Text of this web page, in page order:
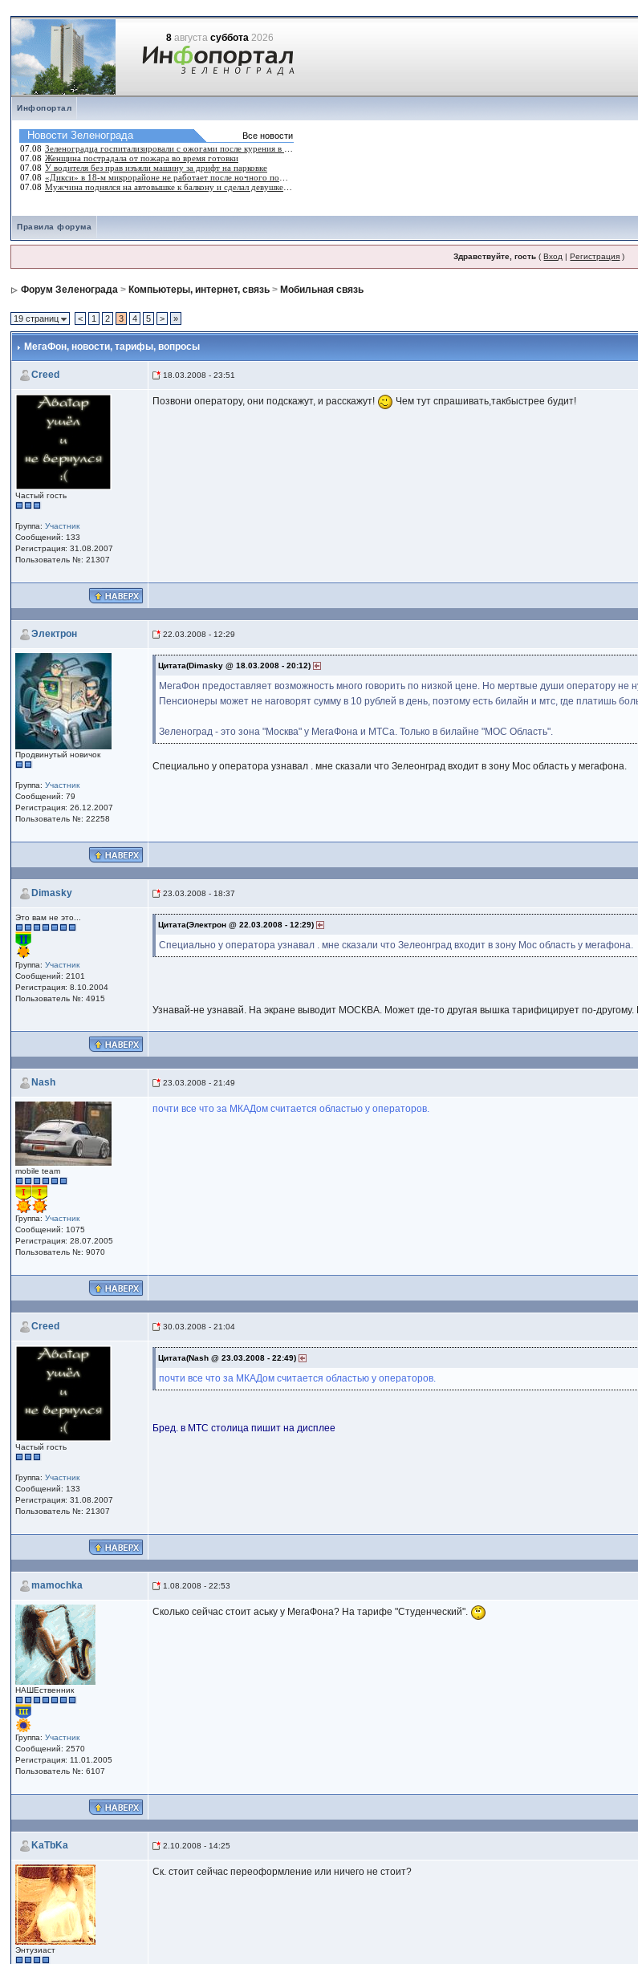
8 августасуббота 2026
Инфопортал
Правила форума
Здравствуйте, гость (Вход |Регистрация )
Форум Зеленограда > Компьютеры, интернет, связь > Мобильная связь
19 страниц < 1 2 3 4 5 > »
МегаФон, новости, тарифы, вопросы
Creed 18.03.2008 - 23:51
Частый гость
Группа:Участник
Сообщений: 133
Регистрация: 31.08.2007
Пользователь №: 21307
Позвони оператору, они подскажут, и расскажут! Чем тут спрашивать,такбыстрее будит!
Электрон 22.03.2008 - 12:29
Продвинутый новичок
Группа:Участник
Сообщений: 79
Регистрация: 26.12.2007
Пользователь №: 22258
Цитата(Dimasky @ 18.03.2008 - 20:12)
МегаФон предоставляет возможность много говорить по низкой цене. Но мертвые души оператору
Пенсионеры может не наговорят сумму в 10 рублей в день, поэтому есть билайн и мтс, где платишь
Зеленоград - это зона "Москва" у МегаФона и МТСа. Только в билайне "МОС Область".
Специально у оператора узнавал . мне сказали что Зелеонград входит в зону Мос область у мегафона.
Dimasky 23.03.2008 - 18:37
Это вам не это...
Группа:Участник
Сообщений: 2101
Регистрация: 8.10.2004
Пользователь №: 4915
Цитата(Электрон @ 22.03.2008 - 12:29)
Специально у оператора узнавал . мне сказали что Зелеонград входит в зону Мос область у мегафона.
Узнавай-не узнавай. На экране выводит МОСКВА. Может где-то другая вышка тарифицирует по-другому.
Nash 23.03.2008 - 21:49
mobile team
Группа:Участник
Сообщений: 1075
Регистрация: 28.07.2005
Пользователь №: 9070
почти все что за МКАДом считается областью у операторов.
Creed 30.03.2008 - 21:04
Частый гость
Группа:Участник
Сообщений: 133
Регистрация: 31.08.2007
Пользователь №: 21307
Цитата(Nash @ 23.03.2008 - 22:49)
почти все что за МКАДом считается областью у операторов.
Бред. в МТС столица пишит на дисплее
mamochka 1.08.2008 - 22:53
НАШЕственник
Группа:Участник
Сообщений: 2570
Регистрация: 11.01.2005
Пользователь №: 6107
Сколько сейчас стоит аську у МегаФона? На тарифе "Студенческий".
KaTbKa 2.10.2008 - 14:25
Энтузиаст
Ск. стоит сейчас переоформление или ничего не стоит?